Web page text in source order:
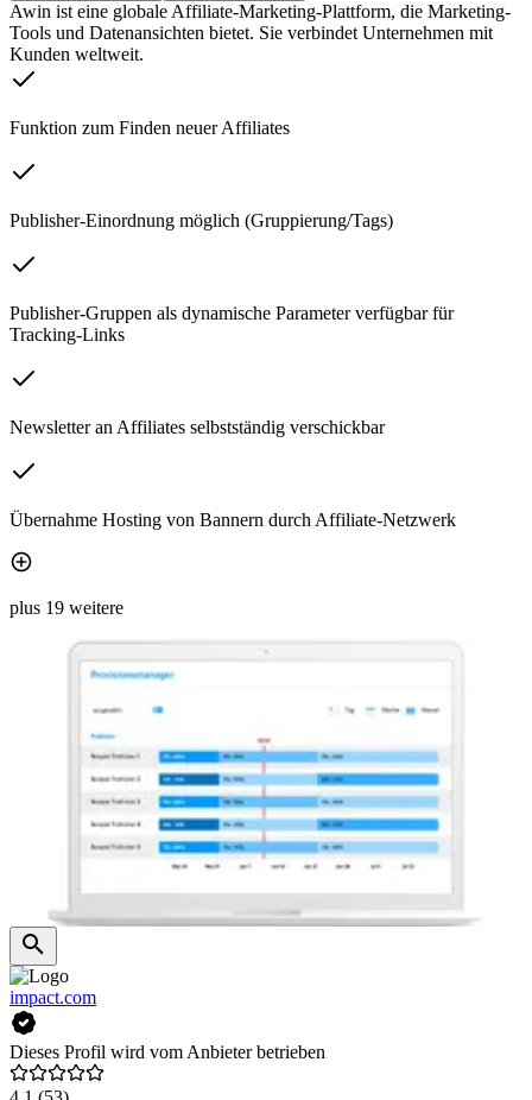
Awin ist eine globale Affiliate-Marketing-Plattform, die Marketing-
Tools und Datenansichten bietet. Sie verbindet Unternehmen mit
Kunden weltweit.
Funktion zum Finden neuer Affiliates
Publisher-Einordnung möglich (Gruppierung/Tags)
Publisher-Gruppen als dynamische Parameter verfügbar für
Tracking-Links
Newsletter an Affiliates selbstständig verschickbar
Übernahme Hosting von Bannern durch Affiliate-Netzwerk
plus 19 weitere
impact.com
Dieses Profil wird vom Anbieter betrieben